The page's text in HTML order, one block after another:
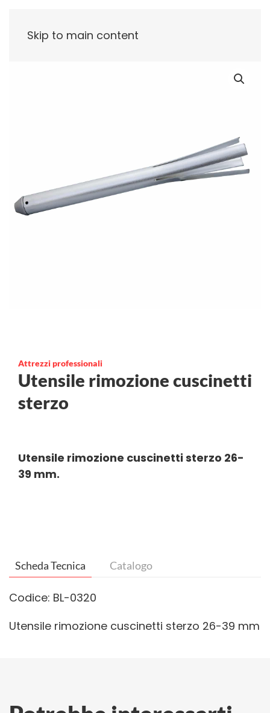
Skip to main content
Attrezzi professionali
Utensile rimozione cuscinetti
sterzo
Utensile rimozione cuscinetti sterzo 26-
39 mm.
Scheda Tecnica Catalogo
Codice: BL-0320
Utensile rimozione cuscinetti sterzo 26-39 mm